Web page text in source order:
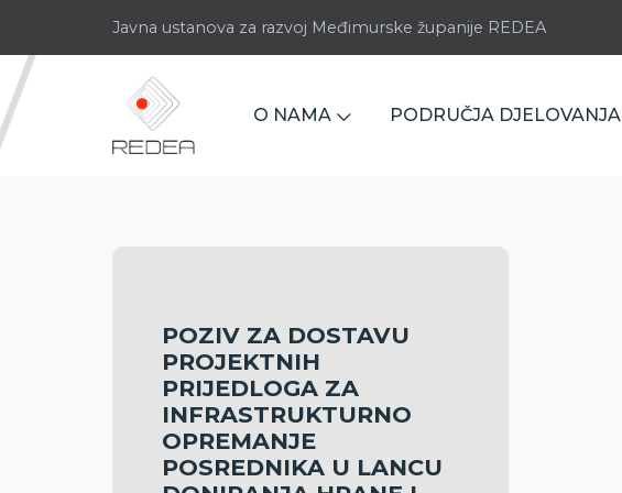
Javna ustanova za razvoj Međimurske županije REDEA
O NAMA PODRUČJA DJELOVANJA
POZIV ZA DOSTAVU
PROJEKTNIH
PRIJEDLOGA ZA
INFRASTRUKTURNO
OPREMANJE
POSREDNIKA U LANCU